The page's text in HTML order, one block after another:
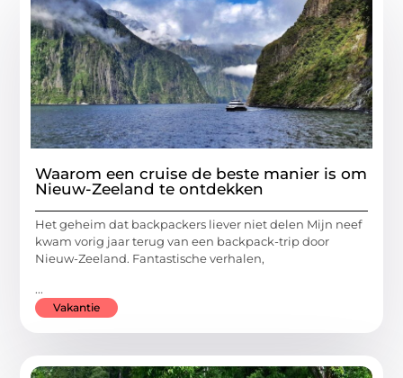
Waarom een cruise de beste manier is om
Nieuw-Zeeland te ontdekken
Het geheim dat backpackers liever niet delen Mijn neef
kwam vorig jaar terug van een backpack-trip door
Nieuw-Zeeland. Fantastische verhalen,
...
Vakantie